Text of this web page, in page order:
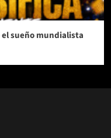
sueño mundialista